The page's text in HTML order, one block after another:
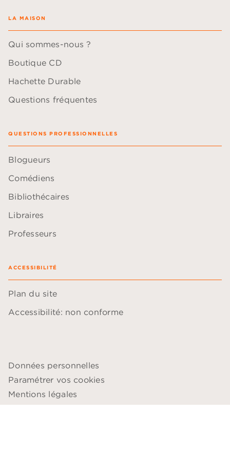
LA MAISON
Qui sommes-nous ?
Boutique CD
Hachette Durable
Questions fréquentes
QUESTIONS PROFESSIONNELLES
Blogueurs
Comédiens
Bibliothécaires
Libraires
Professeurs
ACCESSIBILITÉ
Plan du site
Accessibilité: non conforme
Données personnelles
Paramétrer vos cookies
Mentions légales
Conditions générales d'utilisation